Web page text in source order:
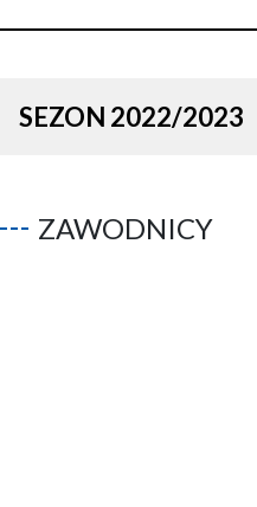
SEZON 2022/2023
ZAWODNICY